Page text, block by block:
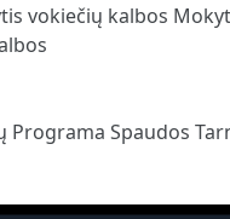
vokiečių kalbos
Programa Spaudos